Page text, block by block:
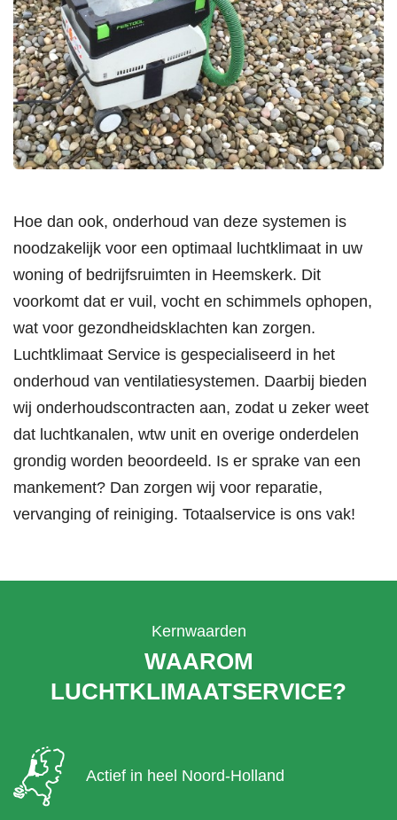
Hoe dan ook, onderhoud van deze systemen is
noodzakelijk voor een optimaal luchtklimaat in uw
woning of bedrijfsruimten in Heemskerk. Dit
voorkomt dat er vuil, vocht en schimmels ophopen,
wat voor gezondheidsklachten kan zorgen.
Luchtklimaat Service is gespecialiseerd in het
onderhoud van ventilatiesystemen. Daarbij bieden
wij onderhoudscontracten aan, zodat u zeker weet
dat luchtkanalen, wtw unit en overige onderdelen
grondig worden beoordeeld. Is er sprake van een
mankement? Dan zorgen wij voor reparatie,
vervanging of reiniging. Totaalservice is ons vak!
Kernwaarden
WAAROM
LUCHTKLIMAATSERVICE?
Actief in heel Noord-Holland